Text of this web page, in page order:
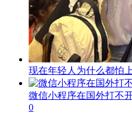
现在年轻人为什么都怕
微信小程序在国外打不
0